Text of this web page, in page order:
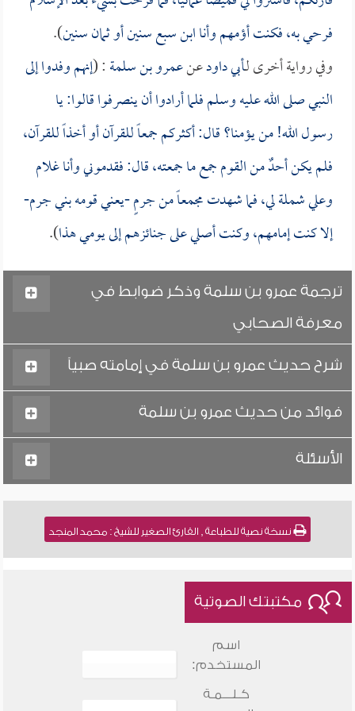
فرحي به، فكنت أؤمهم وأنا ابن سبع سنين أو ثمان سنين).
وفي رواية أخرى لـأبي داودعنعمرو بن سلمة: (إنهم وفدوا إلى
النبي صلى الله عليه وسلم فلما أرادوا أن ينصرفوا قالوا: يا
رسول الله! من يؤمنا؟ قال: أكثركم جمعاً للقرآن أو أخذاً للقرآن،
فلم يكن أحدٌ من القوم جمع ما جمعته، قال: فقدموني وأنا غلام
وعلي شملة لي، فما شهدت مجمعاً من جرمٍ -يعني قومه بني جرم-
إلا كنت إمامهم، وكنت أصلي على جنائزهم إلى يومي هذا).
ترجمة عمرو بن سلمة وذكر ضوابط في
معرفة الصحابي
شرح حديث عمرو بن سلمة في إمامته صبياً
فوائد من حديث عمرو بن سلمة
الأسئلة
نسخة نصية للطباعة , القارئ الصغير للشيخ : محمد المنجد
مكتبتك الصوتية
اسم
المستخدم:
كـلـــمـة